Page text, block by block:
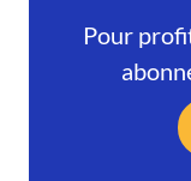
Pour